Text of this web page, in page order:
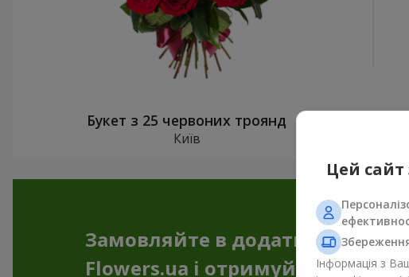
Букет з 25 червоних троянд
Київ
Замовляйте в додатку
Flowers.ua і отримуйте бонуси
Цей
Інформація з